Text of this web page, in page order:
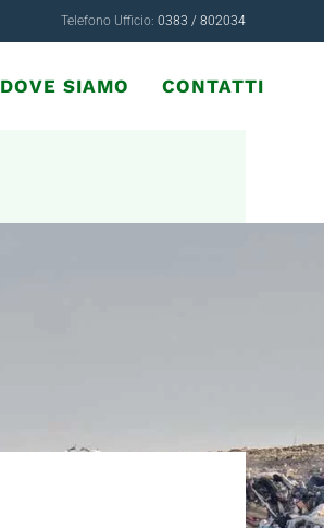
Telefono Ufficio: 0383 / 802034
DOVE SIAMO CONTATTI